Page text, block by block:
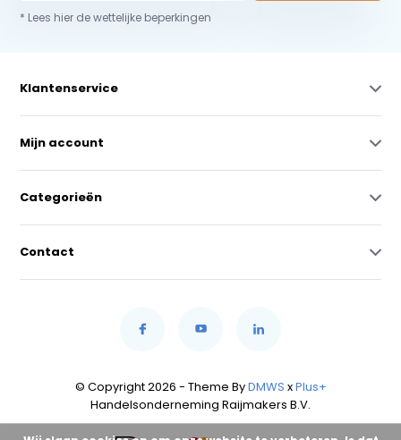
* Lees hier de wettelijke beperkingen
Klantenservice
Mijn account
Categorieën
Contact
© Copyright 2026 - Theme ByDMWS xPlus+
Handelsonderneming Raijmakers B.V.